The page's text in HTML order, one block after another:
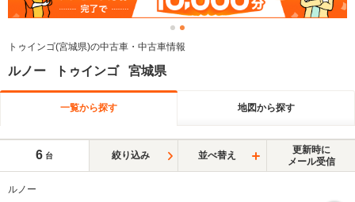
トゥインゴ(宮城県)の中古車・中古車情報
ルノー トゥインゴ 宮城県
一覧から探す 地図から探す
6 台 絞り込み 並べ替え
更新時に
メール受信
ルノー